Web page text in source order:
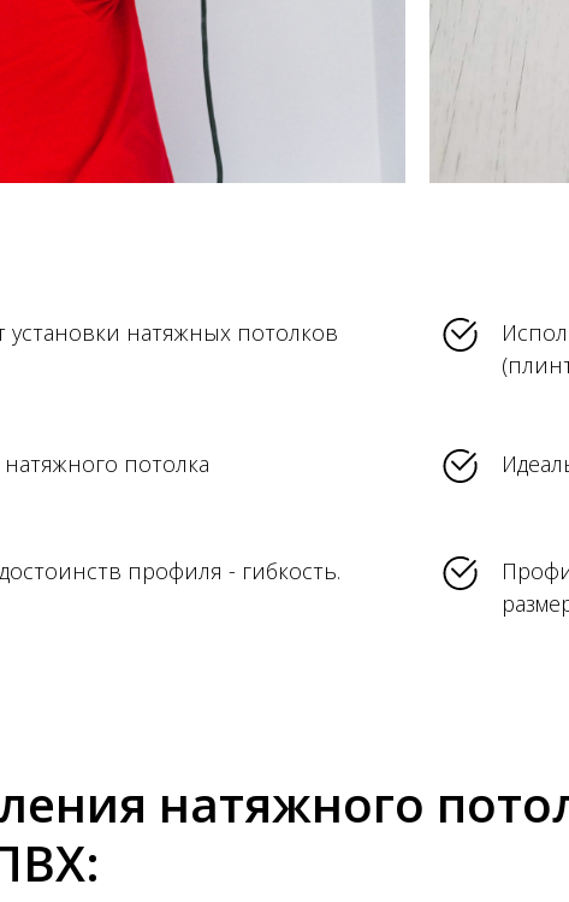
натяжных потолков
потолка
профиля - гибкость.
натяжного